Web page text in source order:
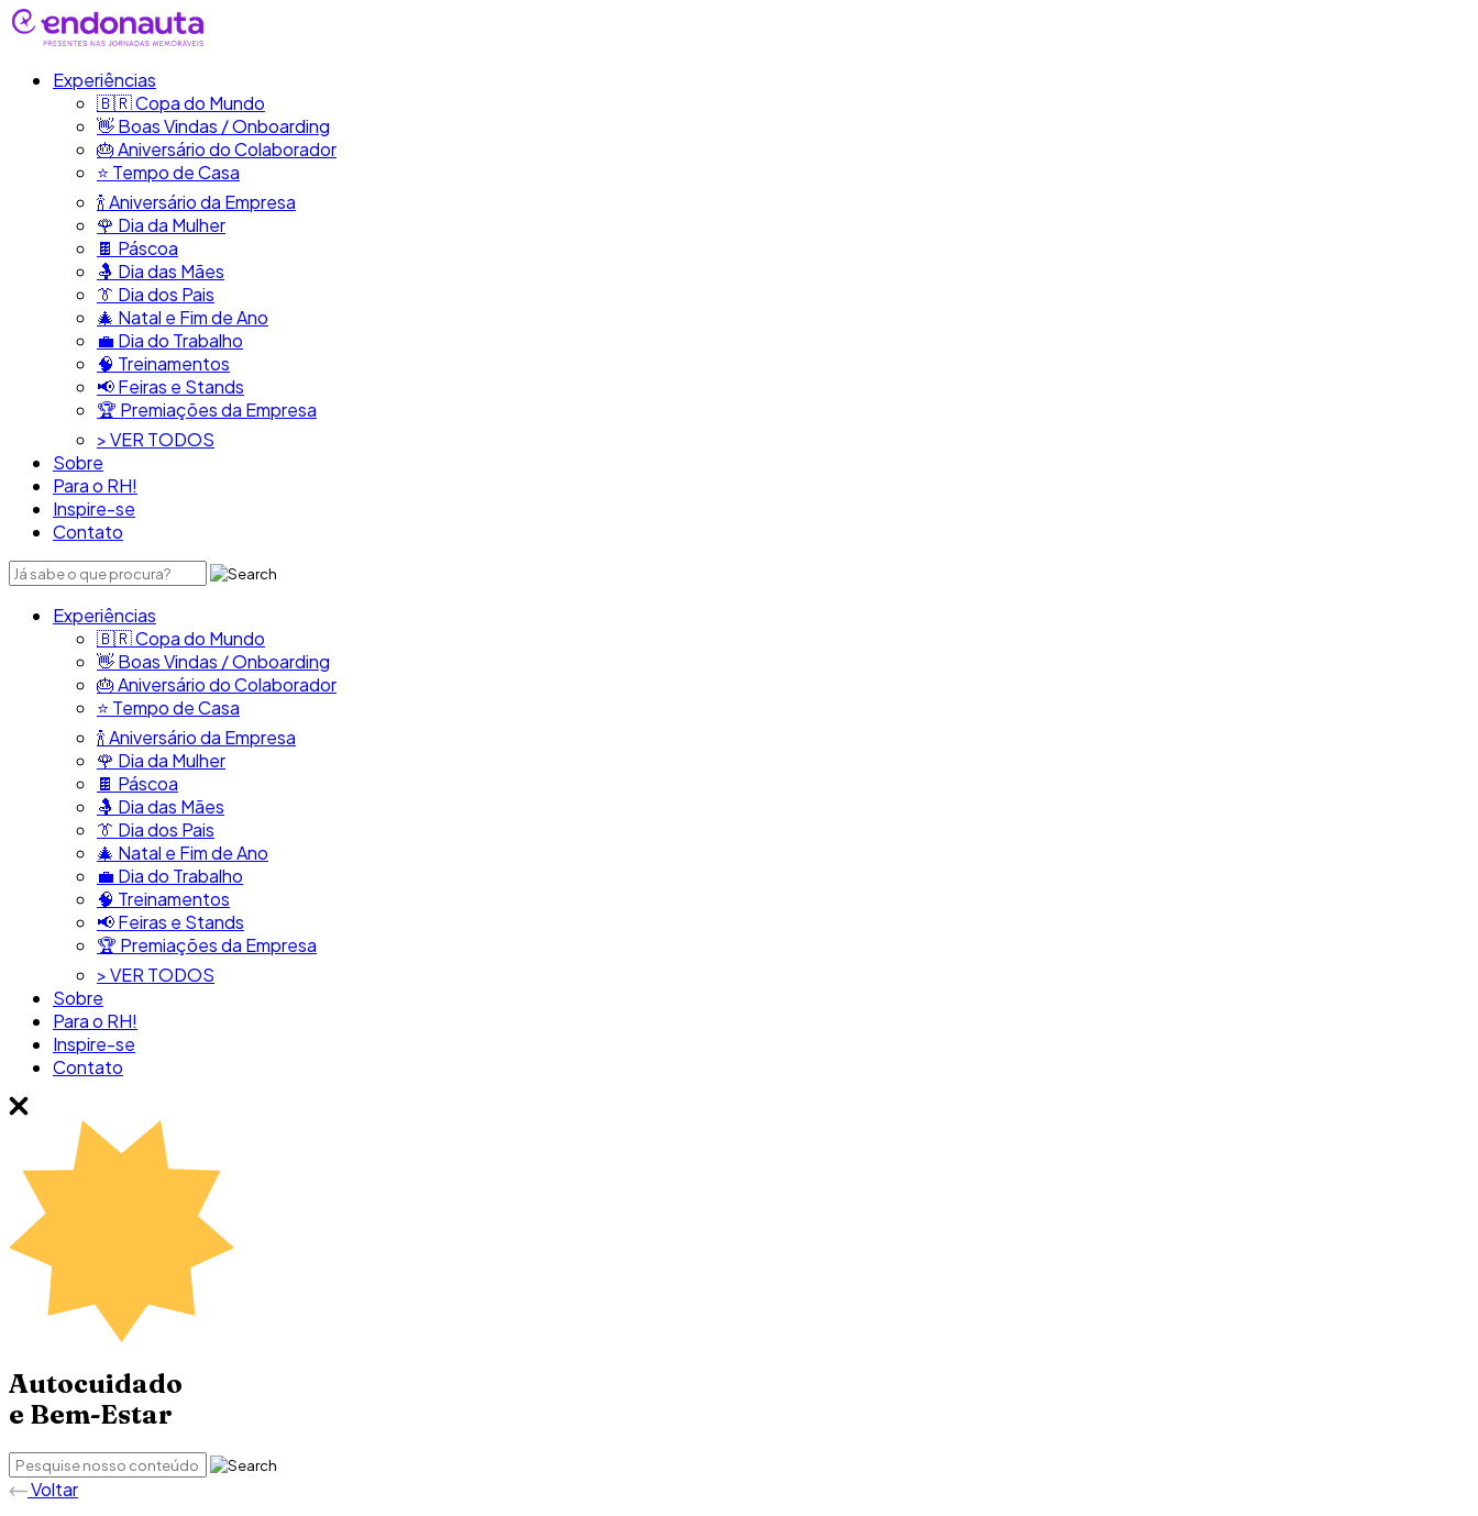
Experiências
🇧🇷​ Copa do Mundo
👋​ Boas Vindas / Onboarding
🎂​ Aniversário do Colaborador
⭐​ Tempo de Casa
​🍾​ Aniversário da Empresa
🌹 Dia da Mulher
🍫​ Páscoa
🤱 Dia das Mães
👔​ Dia dos Pais
🎄 Natal e Fim de Ano
💼​ Dia do Trabalho
🧠​ Treinamentos
📢​ Feiras e Stands
🏆 Premiações da Empresa
> VER TODOS
Sobre
Para o RH!
Inspire-se
Contato
Experiências
🇧🇷​ Copa do Mundo
👋​ Boas Vindas / Onboarding
🎂​ Aniversário do Colaborador
⭐​ Tempo de Casa
​🍾​ Aniversário da Empresa
🌹 Dia da Mulher
🍫​ Páscoa
🤱 Dia das Mães
👔​ Dia dos Pais
🎄 Natal e Fim de Ano
💼​ Dia do Trabalho
🧠​ Treinamentos
📢​ Feiras e Stands
🏆 Premiações da Empresa
> VER TODOS
Sobre
Para o RH!
Inspire-se
Contato
Autocuidado
e Bem-Estar
Voltar